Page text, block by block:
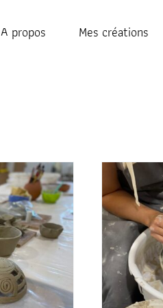
A propos Mes créations